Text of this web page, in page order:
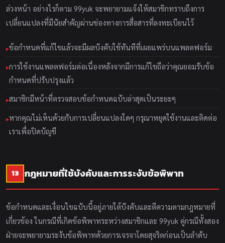
ล่วงหน้า อย่างไรก็ตาม 99yuk จะพยายามแจ้งให้สมาชิกทราบถึงการ
เปลี่ยนแปลงที่มีนัยสำคัญผ่านช่องทางการสื่อสารที่ลงทะเบียนไว้
ข้อกำหนดที่แก้ไขแล้วจะมีผลบังคับใช้ทันทีที่เผยแพร่บนแพลตฟอร์ม
การใช้งานแพลตฟอร์มต่อเนื่องหลังจากมีการแก้ไขถือว่าคุณยอมรับข้อ
กำหนดที่ปรับปรุงแล้ว
สมาชิกมีหน้าที่ตรวจสอบข้อกำหนดฉบับล่าสุดเป็นระยะๆ
หากคุณไม่เห็นด้วยกับการเปลี่ยนแปลงใดๆ กรุณาหยุดใช้งานและติดต่อ
เราเพื่อปิดบัญชี
13 กฎหมายที่ใช้บังคับและการระงับข้อพิพาท
ข้อกำหนดและเงื่อนไขฉบับนี้อยู่ภายใต้บังคับและตีความตามกฎหมายที่
เกี่ยวข้อง ในกรณีที่เกิดข้อพิพาทระหว่างสมาชิกและ 99yuk คู่กรณีทั้งสอง
ฝ่ายจะพยายามระงับข้อพิพาทด้วยการเจรจาโดยสุจริตก่อนเป็นลำดับ